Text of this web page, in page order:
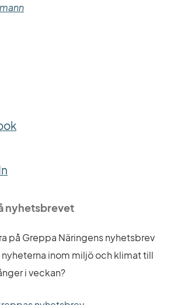
nyhetsbrevet
på Greppa Näringens nyhetsbrev
inom miljö och klimat till
i veckan?